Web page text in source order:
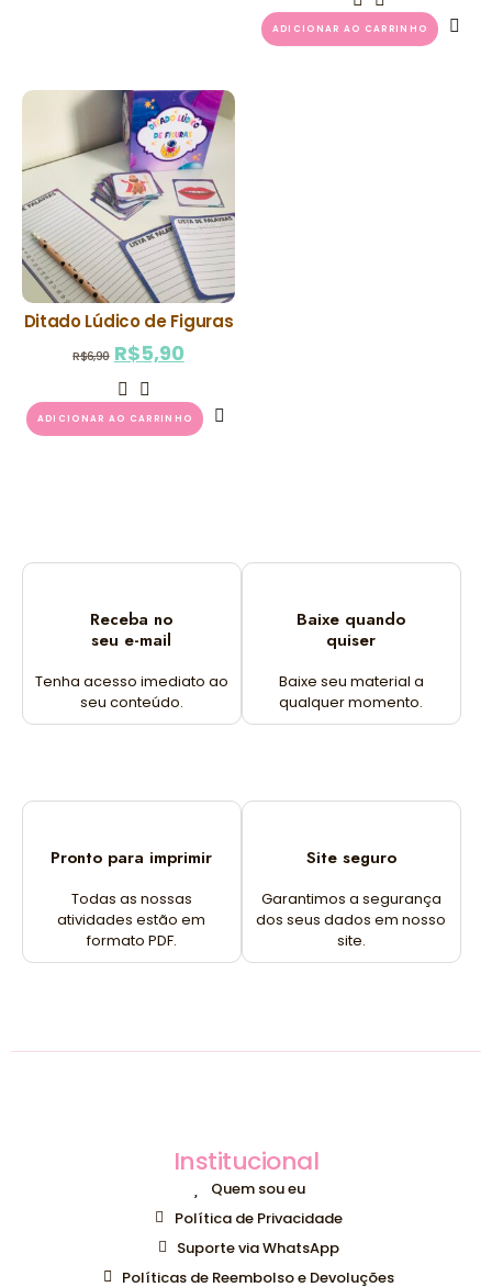
ADICIONAR AO CARRINHO
Ditado Lúdico de Figuras
R$6,90 R$5,90
ADICIONAR AO CARRINHO
Receba no
seu e-mail
Tenha acesso imediato ao
seu conteúdo.
Baixe quando
quiser
Baixe seu material a
qualquer momento.
Pronto para imprimir
Todas as nossas
atividades estão em
formato PDF.
Site seguro
Garantimos a segurança
dos seus dados em nosso
site.
Institucional
Quem sou eu
Política de Privacidade
Suporte via WhatsApp
Políticas de Reembolso e Devoluções